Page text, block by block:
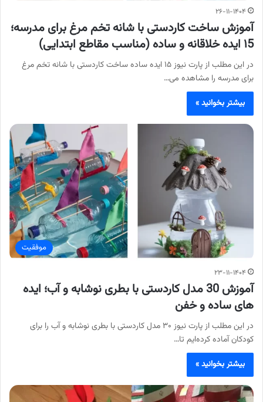
۲۶-۱۱-۱۴۰۴
آموزش ساخت کاردستی با شانه تخم‌ مرغ برای مدرسه؛
۱5 ایده خلاقانه و ساده (مناسب مقاطع ابتدایی)
در این مطلب از پارت نیوز ۱۵ ایده ساده ساخت کاردستی با شانه تخم‌ مرغ
برای مدرسه را مشاهده می…
بیشتر بخوانید »
موفقیت
۲۳-۱۱-۱۴۰۴
آموزش 30 مدل کاردستی با بطری نوشابه و آب؛ ایده
های ساده و خفن
در این مطلب از پارت نیوز ۳۰ مدل کاردستی با بطری نوشابه و آب را برای
کودکان آماده کرده‌ایم تا…
بیشتر بخوانید »